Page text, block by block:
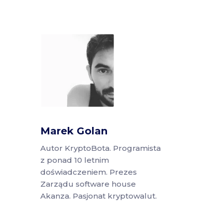
Marek Golan
Autor KryptoBota. Programista
z ponad 10 letnim
doświadczeniem. Prezes
Zarządu software house
Akanza. Pasjonat kryptowalut.